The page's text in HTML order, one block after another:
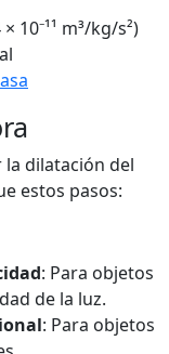
10⁻¹¹ m³/kg/s²)
dilatación del
estos pasos:
: Para objetos
de la luz.
: Para objetos